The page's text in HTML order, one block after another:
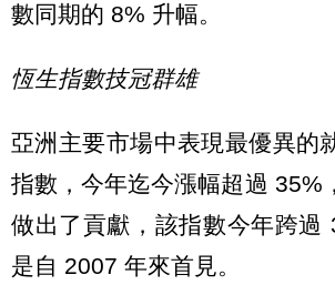
數同期的 8% 升幅。
恆生指數技冠群雄
亞洲主要市場中表現最優異的
指數，今年迄今漲幅超過 35%
做出了貢獻，該指數今年跨過
是自 2007 年來首見。